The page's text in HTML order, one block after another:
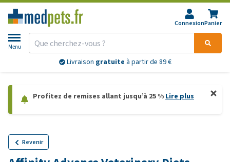
ConnexionPanier
Menu
Livraison gratuite à partir de 89 €
Profitez de remises allant jusqu’à 25 % Lire plus
Revenir